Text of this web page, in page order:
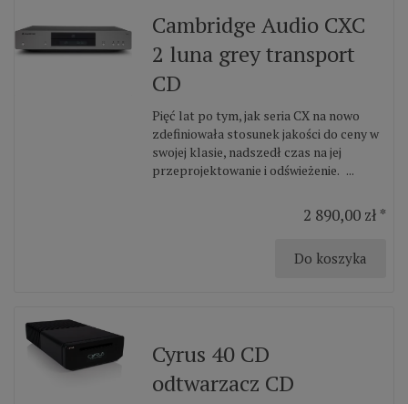
Cambridge Audio CXC
2 luna grey transport
CD
Pięć lat po tym, jak seria CX na nowo
zdefiniowała stosunek jakości do ceny w
swojej klasie, nadszedł czas na jej
przeprojektowanie i odświeżenie. ...
2 890,00 zł *
Do koszyka
Cyrus 40 CD
odtwarzacz CD